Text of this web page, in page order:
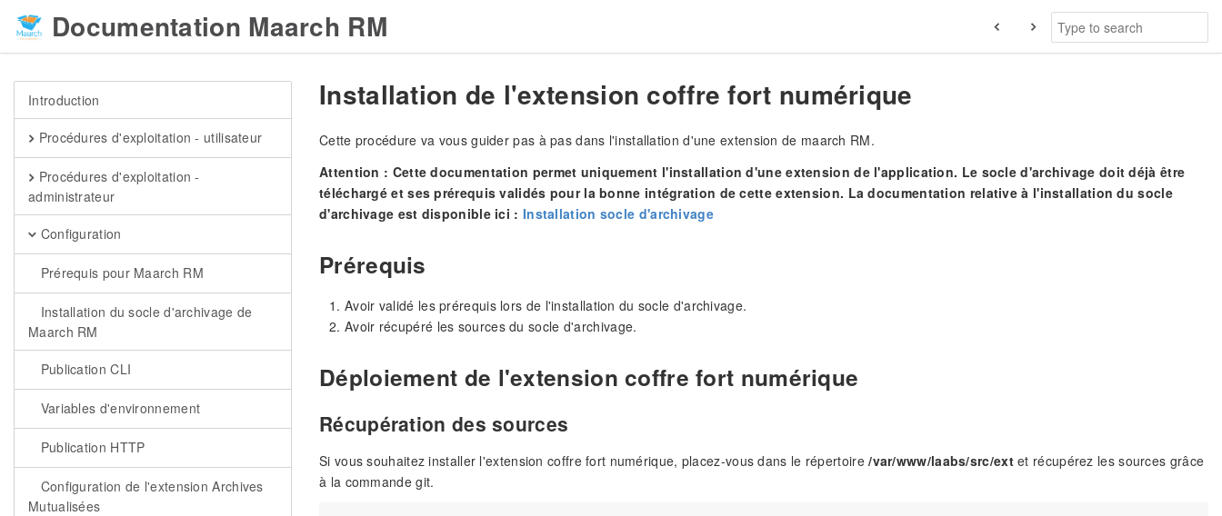
Documentation Maarch RM
Introduction
Procédures d'exploitation - utilisateur
Procédures d'exploitation -
administrateur
Configuration
Prérequis pour Maarch RM
Installation du socle d'archivage de
Maarch RM
Publication CLI
Variables d'environnement
Publication HTTP
Configuration de l'extension Archives
Mutualisées
Installation de l'extension coffre fort numérique
Cette procédure va vous guider pas à pas dans l'installation d'une extension de maarch RM.
Attention : Cette documentation permet uniquement l'installation d'une extension de l'application. Le socle d'archivage doit déjà être
téléchargé et ses prérequis validés pour la bonne intégration de cette extension. La documentation relative à l'installation du socle
d'archivage est disponible ici : Installation socle d'archivage
Prérequis
Avoir validé les prérequis lors de l'installation du socle d'archivage.
Avoir récupéré les sources du socle d'archivage.
Déploiement de l'extension coffre fort numérique
Récupération des sources
Si vous souhaitez installer l'extension coffre fort numérique, placez-vous dans le répertoire/var/www/laabs/src/extet récupérez les sources grâce
à la commande git.